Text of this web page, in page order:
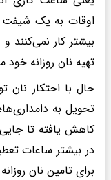
اوقات به یک شیفت
بیشتر کار نمی‌کنند
تهیه نان روزانه
حال با احتکار
تحویل به
کاهش یافته تا
در بیشتر ساعات
برای تامین نان